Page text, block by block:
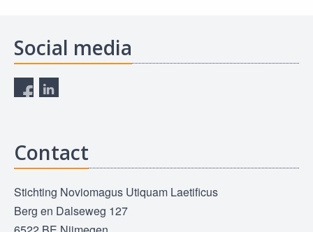
Social media
Contact
Stichting Noviomagus Utiquam Laetificus
Berg en Dalseweg 127